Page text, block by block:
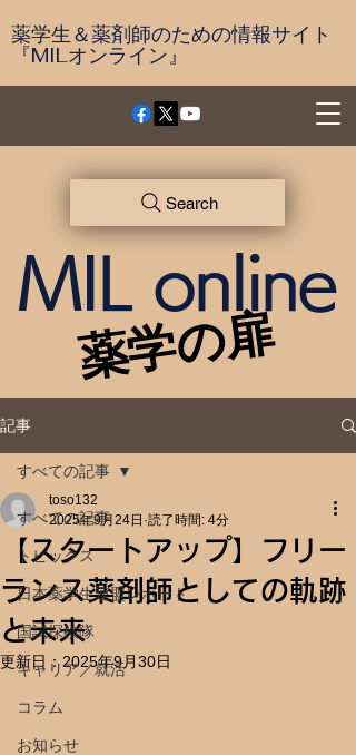
薬学生＆薬剤師のための情報サイト
『MILオンライン』
薬学の扉
薬学の扉
MIL online
Search
記事
すべての記事
トピックス
日本薬学生連盟レポート
国試探検隊
キャリア／就活
コラム
お知らせ
すべての記事
【スタートアップ】フリー
ランス薬剤師としての軌跡
と未来
toso132
2025年9月24日 読了時間: 4分
更新日：2025年9月30日